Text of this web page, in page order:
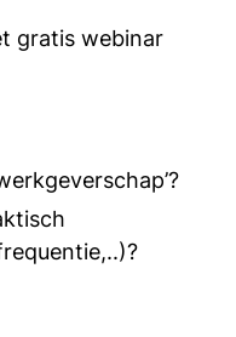
gratis webinar